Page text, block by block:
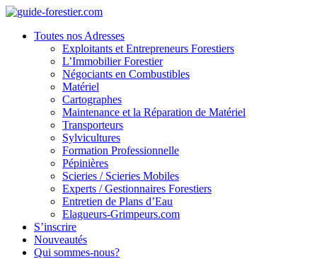
Toutes nos Adresses
Exploitants et Entrepreneurs Forestiers
L’Immobilier Forestier
Négociants en Combustibles
Matériel
Cartographes
Maintenance et la Réparation de Matériel
Transporteurs
Sylvicultures
Formation Professionnelle
Pépinières
Scieries / Scieries Mobiles
Experts / Gestionnaires Forestiers
Entretien de Plans d’Eau
Elagueurs-Grimpeurs.com
S’inscrire
Nouveautés
Qui sommes-nous?